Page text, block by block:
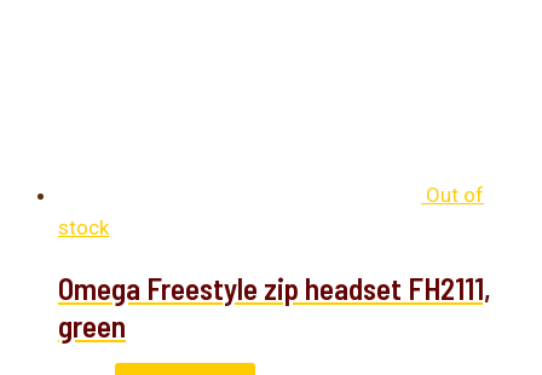
Out of
stock
Omega Freestyle zip headset FH2111,
green